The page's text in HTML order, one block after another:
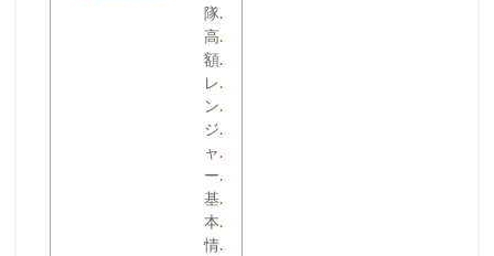
隊
高
額
レ
ン
ジ
ャ
ー
基
本
情